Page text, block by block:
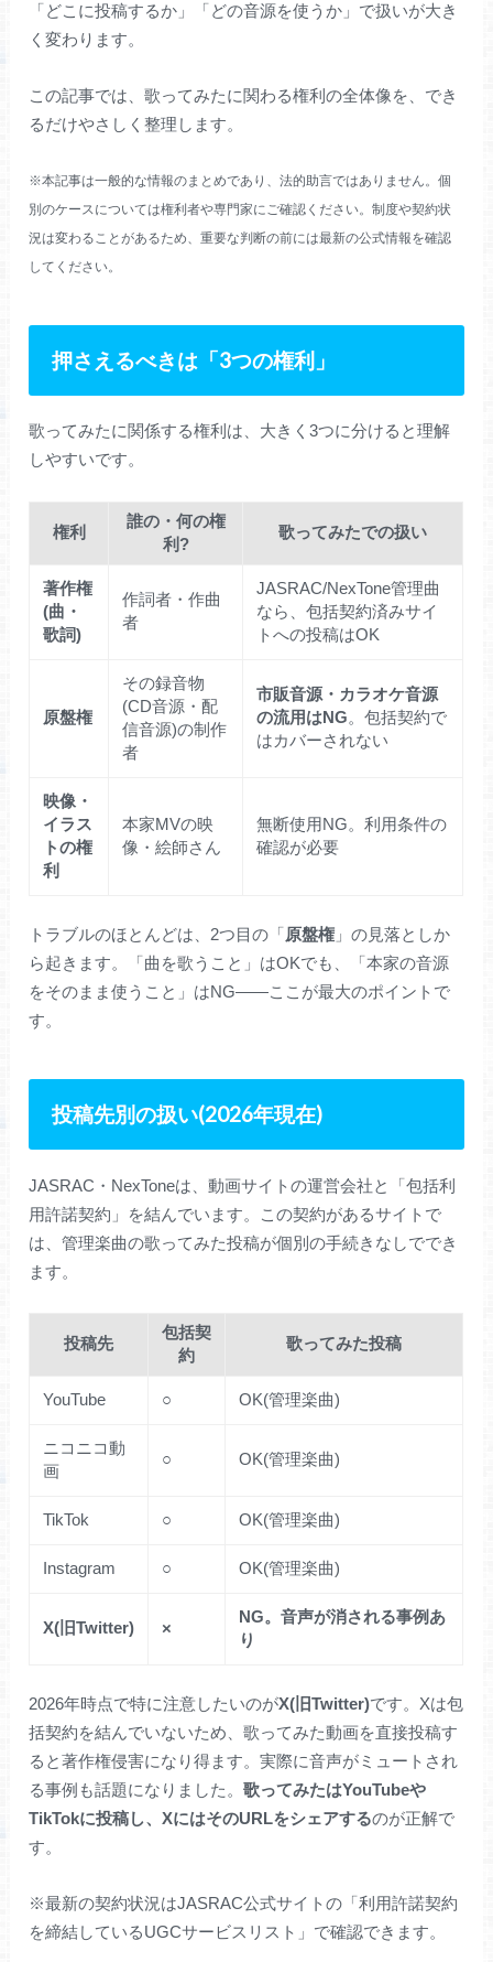
「どこに投稿するか」「どの音源を使うか」で扱いが大き
く変わります。
この記事では、歌ってみたに関わる権利の全体像を、でき
るだけやさしく整理します。
※本記事は一般的な情報のまとめであり、法的助言ではありません。個
別のケースについては権利者や専門家にご確認ください。制度や契約状
況は変わることがあるため、重要な判断の前には最新の公式情報を確認
してください。
押さえるべきは「3つの権利」
歌ってみたに関係する権利は、大きく3つに分けると理解
しやすいです。
権利
誰の・何の権
利?
歌ってみたでの扱い
著作権
(曲・
歌詞)
作詞者・作曲
者
JASRAC/NexTone管理曲
なら、包括契約済みサイ
トへの投稿はOK
原盤権
その録音物
(CD音源・配
信音源)の制作
者
市販音源・カラオケ音源
の流用はNG。包括契約で
はカバーされない
映像・
イラス
トの権
利
本家MVの映
像・絵師さん
無断使用NG。利用条件の
確認が必要
トラブルのほとんどは、2つ目の「原盤権 」の見落としか
ら起きます。「曲を歌うこと」はOKでも、「本家の音源
をそのまま使うこと」はNG――ここが最大のポイントで
す。
投稿先別の扱い(2026年現在)
JASRAC・NexToneは、動画サイトの運営会社と「包括利
用許諾契約」を結んでいます。この契約があるサイトで
は、管理楽曲の歌ってみた投稿が個別の手続きなしででき
ます。
投稿先
包括契
約
歌ってみた投稿
YouTube ○ OK(管理楽曲)
ニコニコ動
画
○ OK(管理楽曲)
TikTok ○ OK(管理楽曲)
Instagram ○ OK(管理楽曲)
X(旧Twitter) ×
NG。音声が消される事例あ
り
2026年時点で特に注意したいのがX(旧Twitter)です。Xは包
括契約を結んでいないため、歌ってみた動画を直接投稿す
ると著作権侵害になり得ます。実際に音声がミュートされ
る事例も話題になりました。歌ってみたはYouTubeや
TikTokに投稿し、XにはそのURLをシェアするのが正解で
す。
※最新の契約状況はJASRAC公式サイトの「利用許諾契約
を締結しているUGCサービスリスト」で確認できます。